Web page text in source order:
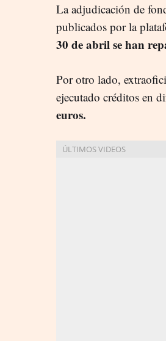
La adjudicación de
publicados por la
30 de abril se han
Por otro lado,
ejecutado créditos en
euros.